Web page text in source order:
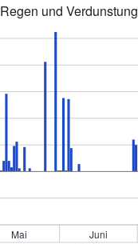
Regen und Verdunstung
Mai Juni